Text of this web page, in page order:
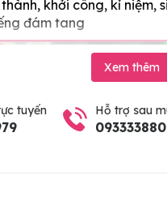
khởi công, kỉ
đám tang
Xem thêm
tuyến Hỗ trợ sau